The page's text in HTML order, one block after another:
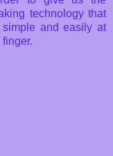
technology that
and easily at